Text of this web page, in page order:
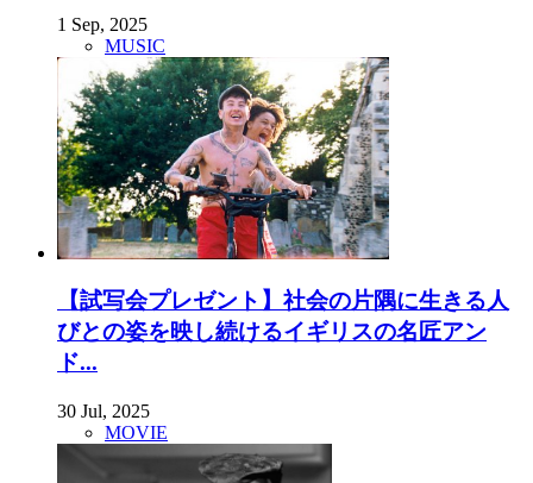
1 Sep, 2025
MUSIC
【試写会プレゼント】社会の片隅に生きる人
びとの姿を映し続けるイギリスの名匠アン
ド...
30 Jul, 2025
MOVIE